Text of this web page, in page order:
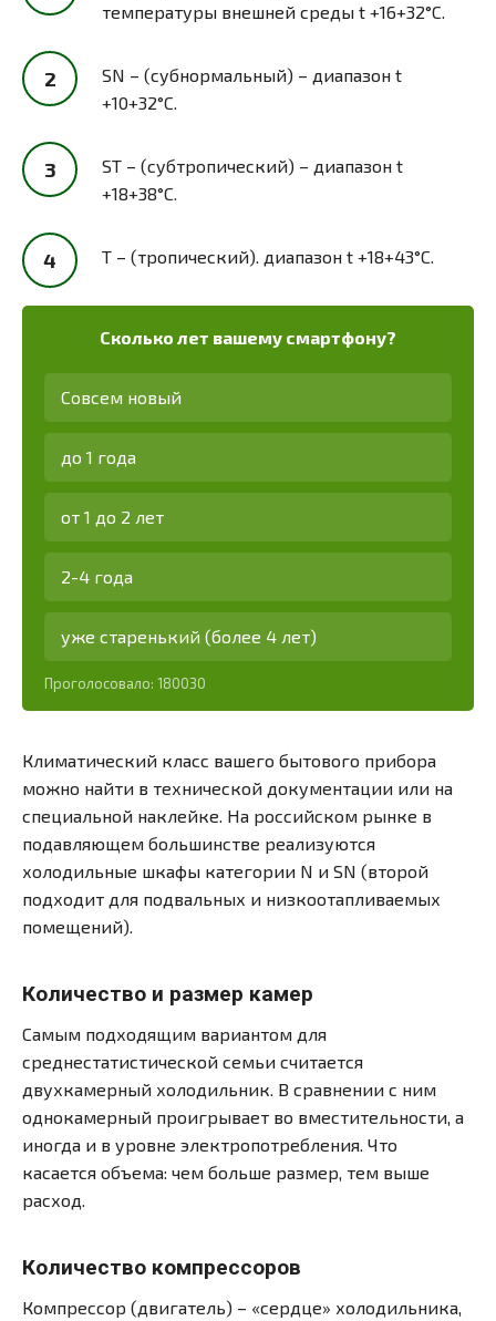
температуры внешней среды t +16+32°С.
SN – (субнормальный) – диапазон t
+10+32°С.
ST – (субтропический) – диапазон t
+18+38°С.
T – (тропический). диапазон t +18+43°С.
Сколько лет вашему смартфону?
Совсем новый
до 1 года
от 1 до 2 лет
2-4 года
уже старенький (более 4 лет)
Проголосовало: 180030
Климатический класс вашего бытового прибора
можно найти в технической документации или на
специальной наклейке. На российском рынке в
подавляющем большинстве реализуются
холодильные шкафы категории N и SN (второй
подходит для подвальных и низкоотапливаемых
помещений).
Количество и размер камер
Самым подходящим вариантом для
среднестатистической семьи считается
двухкамерный холодильник. В сравнении с ним
однокамерный проигрывает во вместительности, а
иногда и в уровне электропотребления. Что
касается объема: чем больше размер, тем выше
расход.
Количество компрессоров
Компрессор (двигатель) – «сердце» холодильника,